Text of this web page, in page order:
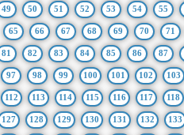
49 50 51 52 53 54 55
65 66 67 68 69 70 71
81 82 83 84 85 86 87
97 98 99 100 101 102 103
112 113 114 115 116 117 118
127 128 129 130 131 132 133